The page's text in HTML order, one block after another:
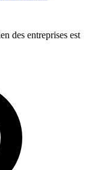
des entreprises est